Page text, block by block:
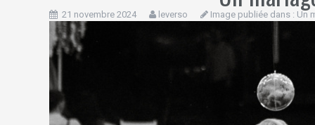
21 novembre 2024 leverso Image publiée dans : Un